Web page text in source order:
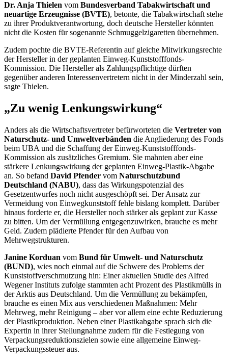
Dr. Anja Thielen vom Bundesverband Tabakwirtschaft und
neuartige Erzeugnisse (BVTE), betonte, die Tabakwirtschaft stehe
zu ihrer Produktverantwortung, doch deutsche Hersteller könnten
nicht die Kosten für sogenannte Schmuggelzigaretten übernehmen.
Zudem pochte die BVTE-Referentin auf gleiche Mitwirkungsrechte
der Hersteller in der geplanten Einweg-Kunststofffonds-
Kommission. Die Hersteller als Zahlungspflichtige dürften
gegenüber anderen Interessenvertretern nicht in der Minderzahl sein,
sagte Thielen.
„Zu wenig Lenkungswirkung“
Anders als die Wirtschaftsvertreter befürworteten die Vertreter von
Naturschutz- und Umweltverbänden die Angliederung des Fonds
beim UBA und die Schaffung der Einweg-Kunststofffonds-
Kommission als zusätzliches Gremium. Sie mahnten aber eine
stärkere Lenkungswirkung der geplanten Einweg-Plastik-Abgabe
an. So befand David Pfender vom Naturschutzbund
Deutschland (NABU), dass das Wirkungspotenzial des
Gesetzentwurfes noch nicht ausgeschöpft sei. Der Ansatz zur
Vermeidung von Einwegkunststoff fehle bislang komplett. Darüber
hinaus forderte er, die Hersteller noch stärker als geplant zur Kasse
zu bitten. Um der Vermüllung entgegenzuwirken, brauche es mehr
Geld. Zudem plädierte Pfender für den Aufbau von
Mehrwegstrukturen.
Janine Korduan vom Bund für Umwelt- und Naturschutz
(BUND), wies noch einmal auf die Schwere des Problems der
Kunststoffverschmutzung hin: Einer aktuellen Studie des Alfred
Wegener Instituts zufolge stammten acht Prozent des Plastikmülls in
der Arktis aus Deutschland. Um die Vermüllung zu bekämpfen,
brauche es einen Mix aus verschiedenen Maßnahmen: Mehr
Mehrweg, mehr Reinigung – aber vor allem eine echte Reduzierung
der Plastikproduktion. Neben einer Plastikabgabe sprach sich die
Expertin in ihrer Stellungnahme zudem für die Festlegung von
Verpackungsreduktionszielen sowie eine allgemeine Einweg-
Verpackungssteuer aus.